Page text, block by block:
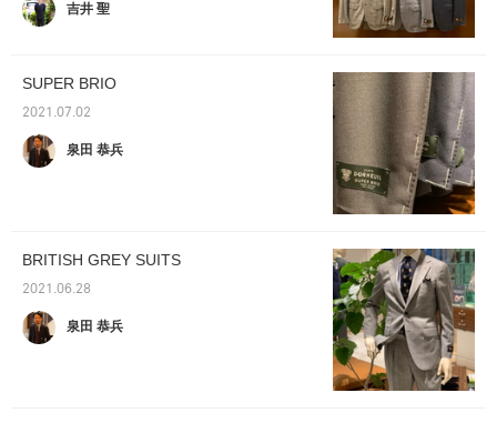
吉井 聖
SUPER BRIO
2021.07.02
泉田 恭兵
BRITISH GREY SUITS
2021.06.28
泉田 恭兵